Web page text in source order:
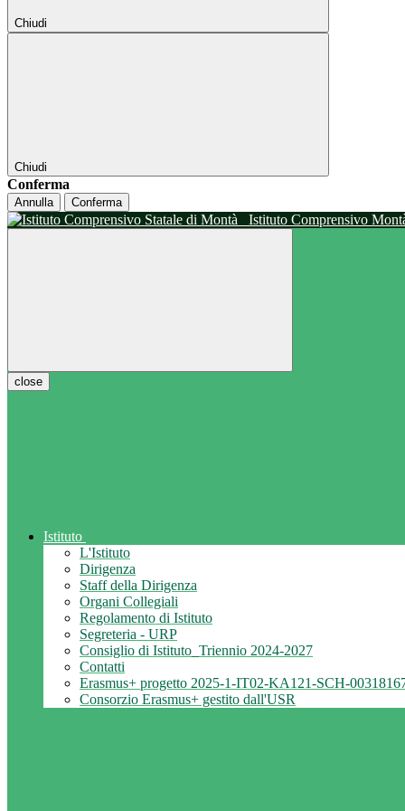
Chiudi
Chiudi
Conferma
Annulla Conferma
Istituto Comprensivo
close
Istituto
L'Istituto
Dirigenza
Staff della Dirigenza
Organi Collegiali
Regolamento di Istituto
Segreteria - URP
Consiglio di Istituto_Triennio 2024-2027
Contatti
Erasmus+ progetto 2025-1-IT02-KA121-SCH-
Consorzio Erasmus+ gestito dall'USR